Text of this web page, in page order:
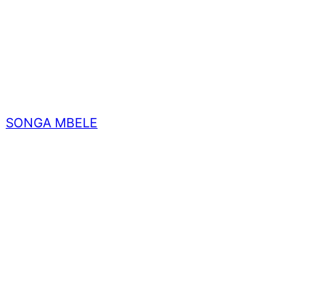
SONGA MBELE